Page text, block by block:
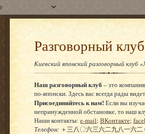
Разговорный
Киевский японский разговорный клуб
Наш разговорный клуб – это
по-японски. Здесь вас всегда рады
Присоединяйтесь к нам!Если вы
непринужденной обстановке, то наш
Наши контакты: e-mail; ВКонтакте;
Телефон: ＋三八〇六三六二九八一六